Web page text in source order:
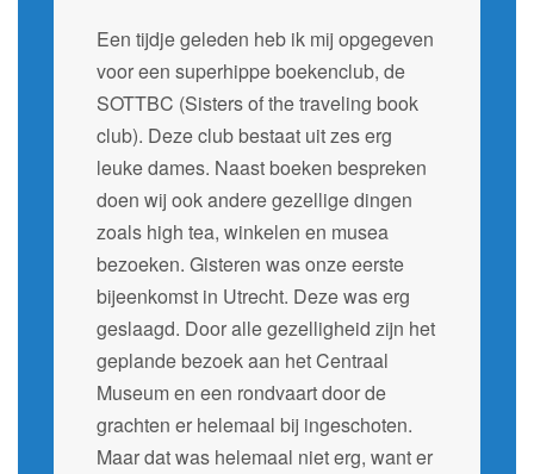
Een tijdje geleden heb ik mij opgegeven
voor een superhippe boekenclub, de
SOTTBC (Sisters of the traveling book
club). Deze club bestaat uit zes erg
leuke dames. Naast boeken bespreken
doen wij ook andere gezellige dingen
zoals high tea, winkelen en musea
bezoeken. Gisteren was onze eerste
bijeenkomst in Utrecht. Deze was erg
geslaagd. Door alle gezelligheid zijn het
geplande bezoek aan het Centraal
Museum en een rondvaart door de
grachten er helemaal bij ingeschoten.
Maar dat was helemaal niet erg, want er